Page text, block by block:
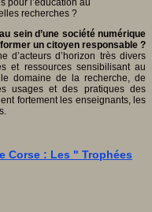
sein d’une société numérique
un citoyen responsable ?
d’acteurs d’horizon très divers
et ressources sensibilisant au
domaine de la recherche, de
usages et des pratiques des
fortement les enseignants, les
Corse : Les " Trophées